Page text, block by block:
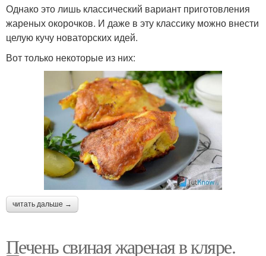
Однако это лишь классический вариант приготовления
жареных окорочков. И даже в эту классику можно внести
целую кучу новаторских идей.
Вот только некоторые из них:
читать дальше →
Печень свиная жареная в кляре.